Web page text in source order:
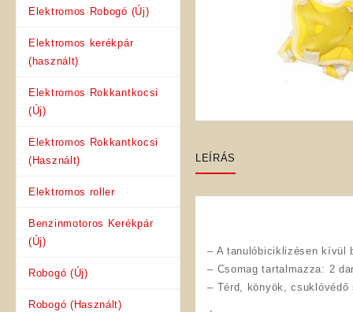
Elektromos Robogó (Új)
Elektromos kerékpár
(használt)
Elektromos Rokkantkocsi
(Új)
Elektromos Rokkantkocsi
(Használt)
Elektromos roller
Benzinmotoros Kerékpár
(Új)
Robogó (Új)
Robogó (Használt)
LEÍRÁS
– A tanulóbiciklizésen kívül
– Csomag tartalmazza: 2
– Térd, könyök, csuklóvédő